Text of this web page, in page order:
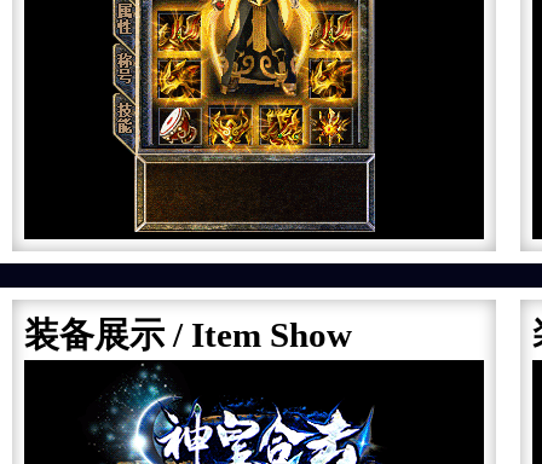
装备展示 / Item Show